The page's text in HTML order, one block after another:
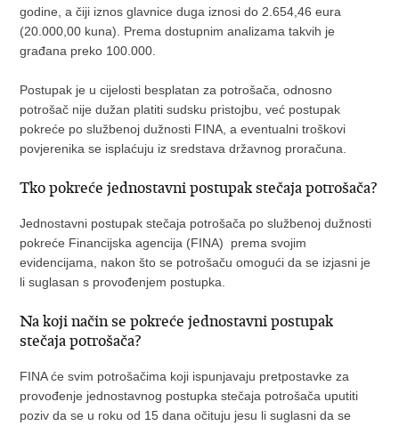
godine, a čiji iznos glavnice duga iznosi do 2.654,46 eura
(20.000,00 kuna). Prema dostupnim analizama takvih je
građana preko 100.000.
Postupak je u cijelosti besplatan za potrošača, odnosno
potrošač nije dužan platiti sudsku pristojbu, već postupak
pokreće po službenoj dužnosti FINA, a eventualni troškovi
povjerenika se isplaćuju iz sredstava državnog proračuna.
Tko pokreće jednostavni postupak stečaja potrošača?
Jednostavni postupak stečaja potrošača po službenoj dužnosti
pokreće Financijska agencija (FINA) prema svojim
evidencijama, nakon što se potrošaču omogući da se izjasni je
li suglasan s provođenjem postupka.
Na koji način se pokreće jednostavni postupak
stečaja potrošača?
FINA će svim potrošačima koji ispunjavaju pretpostavke za
provođenje jednostavnog postupka stečaja potrošača uputiti
poziv da se u roku od 15 dana očituju jesu li suglasni da se